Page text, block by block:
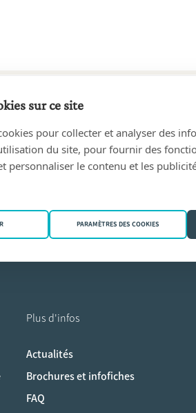
02/1985
Welkenraedt)
Plus d'infos
Actualités
Brochures et infofiches
FAQ
sur ce site
pour collecter et analyser des
du site, pour fournir des
personnaliser le contenu et les
PARAMÈTRES DES COOKIES